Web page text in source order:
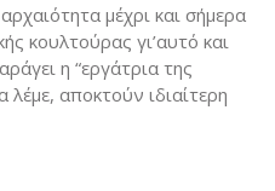
μέχρι και σήμερα
κουλτούρας γι’αυτό και
η “εργάτρια της
αποκτούν ιδιαίτερη